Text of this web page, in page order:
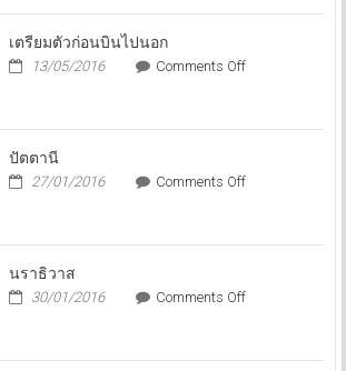
เตรียมตัวก่อนบินไปนอก
13/05/2016 Comments Offon
ก่อน
ปัตตานี
27/01/2016 Comments Offon
นราธิวาส
30/01/2016 Comments Offon